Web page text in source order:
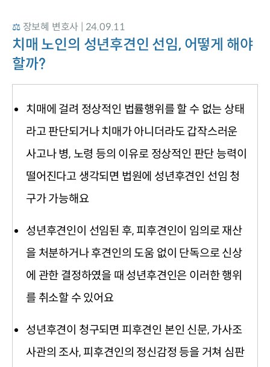
⚖️ 장보혜 변호사 | 24.09.11
치매 노인의 성년후견인 선임, 어떻게 해야
할까?
치매에 걸려 정상적인 법률행위를 할 수 없는 상태
라고 판단되거나 치매가 아니더라도 갑작스러운
사고나 병, 노령 등의 이유로 정상적인 판단 능력이
떨어진다고 생각되면 법원에 성년후견인 선임 청
구가 가능해요
성년후견인이 선임된 후, 피후견인이 임의로 재산
을 처분하거나 후견인의 도움 없이 단독으로 신상
에 관한 결정하였을 때 성년후견인은 이러한 행위
를 취소할 수 있어요
성년후견이 청구되면 피후견인 본인 신문, 가사조
사관의 조사, 피후견인의 정신감정 등을 거쳐 심판